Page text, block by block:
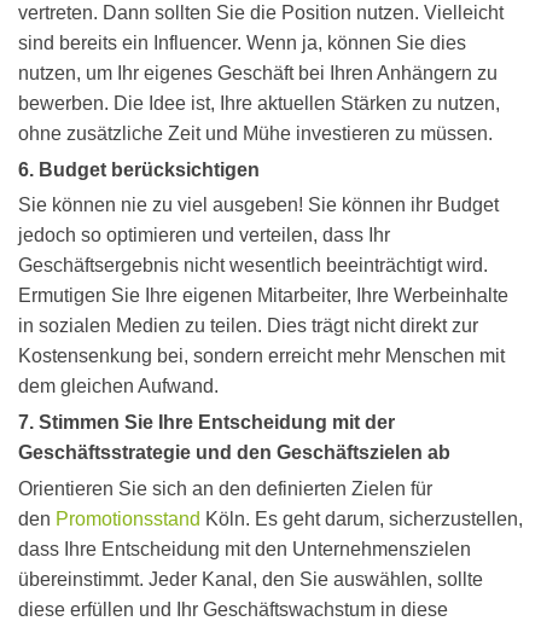
vertreten. Dann sollten Sie die Position nutzen. Vielleicht
sind bereits ein Influencer. Wenn ja, können Sie dies
nutzen, um Ihr eigenes Geschäft bei Ihren Anhängern zu
bewerben. Die Idee ist, Ihre aktuellen Stärken zu nutzen,
ohne zusätzliche Zeit und Mühe investieren zu müssen.
6. Budget berücksichtigen
Sie können nie zu viel ausgeben! Sie können ihr Budget
jedoch so optimieren und verteilen, dass Ihr
Geschäftsergebnis nicht wesentlich beeinträchtigt wird.
Ermutigen Sie Ihre eigenen Mitarbeiter, Ihre Werbeinhalte
in sozialen Medien zu teilen. Dies trägt nicht direkt zur
Kostensenkung bei, sondern erreicht mehr Menschen mit
dem gleichen Aufwand.
7. Stimmen Sie Ihre Entscheidung mit der
Geschäftsstrategie und den Geschäftszielen ab
Orientieren Sie sich an den definierten Zielen für
den Promotionsstand Köln. Es geht darum, sicherzustellen,
dass Ihre Entscheidung mit den Unternehmenszielen
übereinstimmt. Jeder Kanal, den Sie auswählen, sollte
diese erfüllen und Ihr Geschäftswachstum in diese